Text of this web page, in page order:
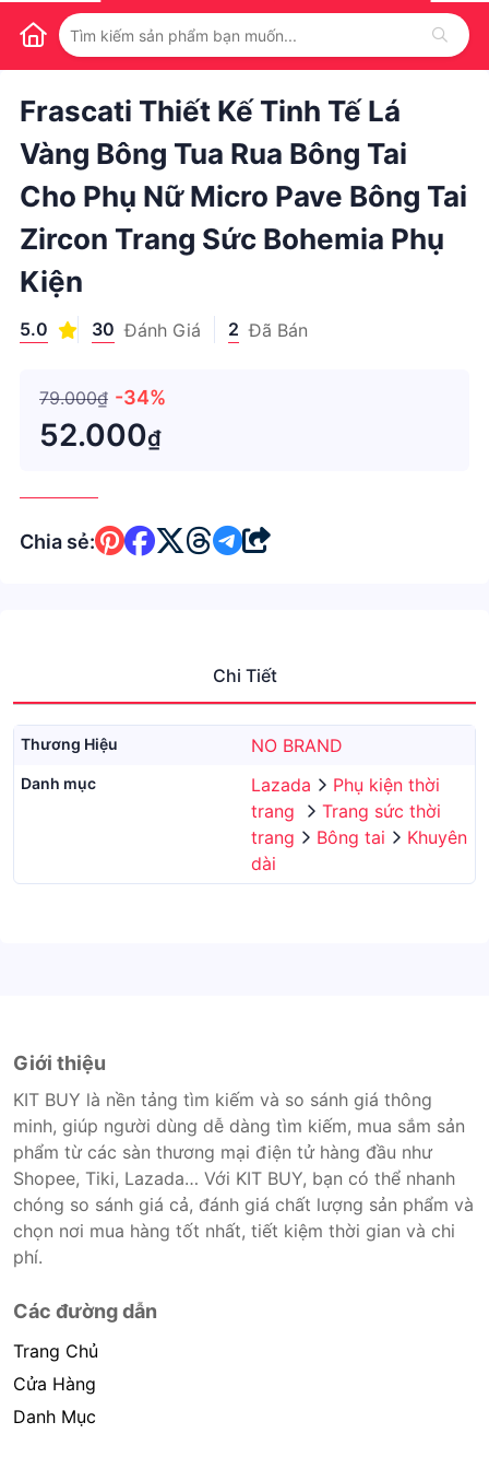
1
Frascati Thiết Kế Tinh Tế Lá
Vàng Bông Tua Rua Bông Tai
Cho Phụ Nữ Micro Pave Bông Tai
Zircon Trang Sức Bohemia Phụ
Kiện
5.0 30 Đánh Giá 2 Đã Bán
79.000₫ -34%
52.000₫
Chia sẻ:
Chi Tiết
Thương Hiệu NO BRAND
Danh mục Lazada
Phụ kiện thời
trang
Trang sức thời
trang
Bông tai
Khuyên
dài
Giới thiệu
KIT BUY là nền tảng tìm kiếm và so sánh giá thông
minh, giúp người dùng dễ dàng tìm kiếm, mua sắm sản
phẩm từ các sàn thương mại điện tử hàng đầu như
Shopee, Tiki, Lazada… Với KIT BUY, bạn có thể nhanh
chóng so sánh giá cả, đánh giá chất lượng sản phẩm và
chọn nơi mua hàng tốt nhất, tiết kiệm thời gian và chi
phí.
Các đường dẫn
Trang Chủ
Cửa Hàng
Danh Mục